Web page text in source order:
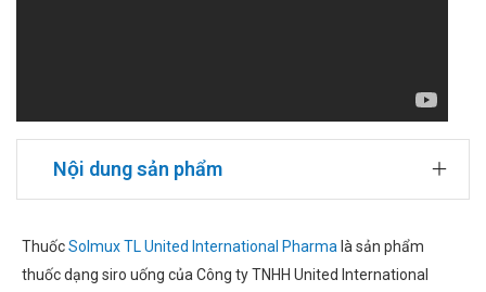
Nội dung sản phẩm
ThuốcSolmux TL United International Pharma là sản phẩm
thuốc dạng siro uống của Công ty TNHH United International